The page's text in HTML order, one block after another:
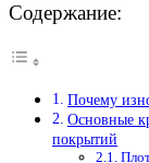
Содержание:
Почему
Основные
покрытий